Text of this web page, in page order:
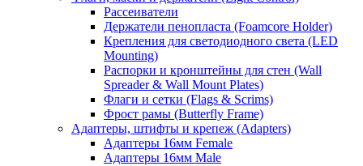
Рассеиватели
Держатели пенопласта (Foamcore Holder)
Крепления для светодиодного света (LED
Mounting)
Распорки и кронштейны для стен (Wall
Spreader & Wall Mount Plates)
Флаги и сетки (Flags & Scrims)
Фрост рамы (Butterfly Frame)
Адаптеры, штифты и крепеж (Adapters)
Адаптеры 16мм Female
Адаптеры 16мм Male